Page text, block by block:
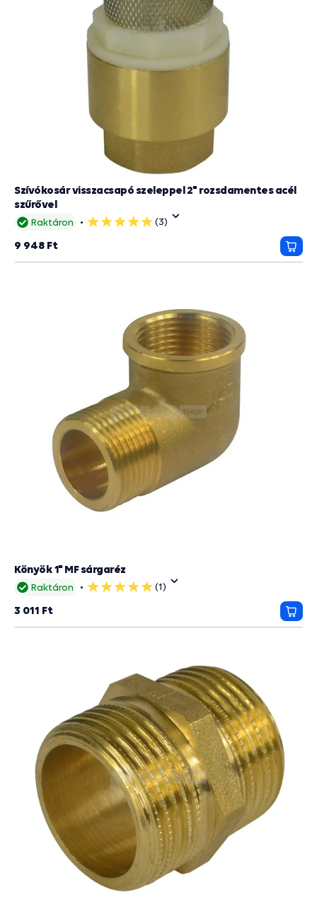
Raktáron
5
(3)
Szívókosár visszacsapó szeleppel 2" rozsdamentes acél
szűrővel
9 948 Ft
Raktáron
5
(1)
Könyök 1" MF sárgaréz
3 011 Ft